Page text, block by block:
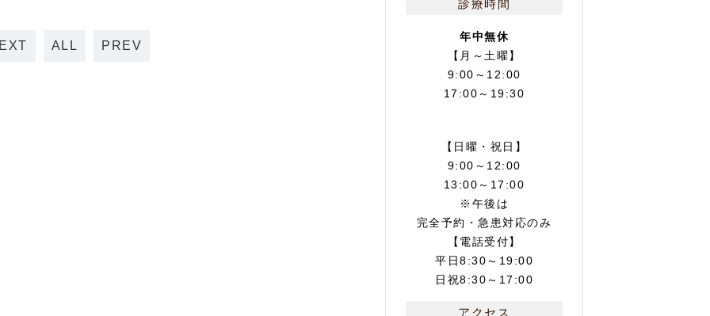
ALL PREV
診療時間
年中無休
【月～土曜】
9:00～12:00
17:00～19:30
【日曜・祝日】
9:00～12:00
13:00～17:00
※午後は
完全予約・急患対応のみ
【電話受付】
平日8:30～19:00
日祝8:30～17:00
アクセス